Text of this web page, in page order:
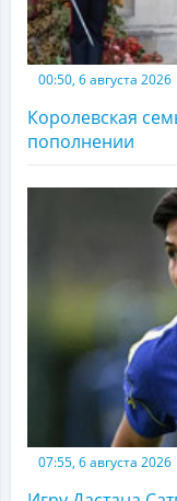
00:50, 6 августа 2026
Королевская
пополнении
07:55, 6 августа 2026